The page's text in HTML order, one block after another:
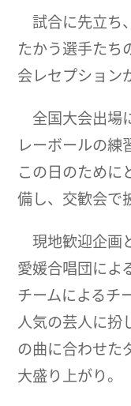
試合に先立ち
たかう選手たち
会レセプション
全国大会出場
レーボールの練
この日のために
備し、交歓会で
現地歓迎企画
愛媛合唱団によ
チームによるチ
人気の芸人に扮
の曲に合わせた
大盛り上がり。